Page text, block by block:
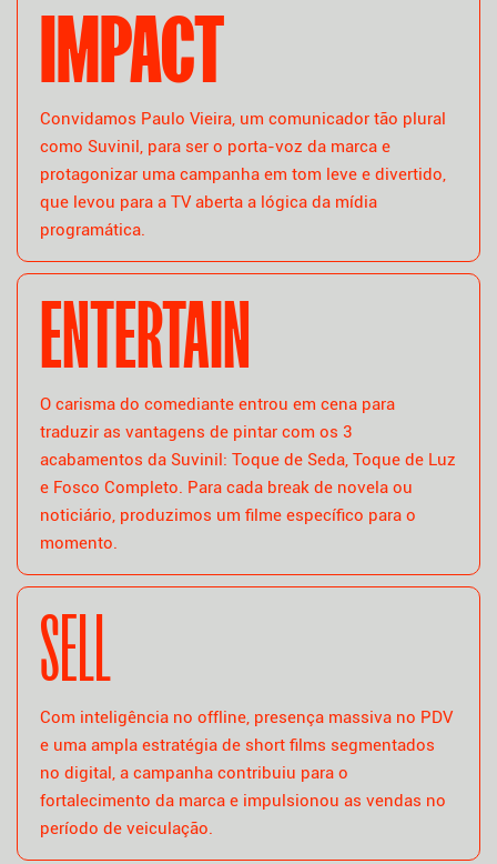
IMPACT
Convidamos Paulo Vieira, um comunicador tão plural
como Suvinil, para ser o porta-voz da marca e
protagonizar uma campanha em tom leve e divertido,
que levou para a TV aberta a lógica da mídia
programática.
ENTERTAIN
O carisma do comediante entrou em cena para
traduzir as vantagens de pintar com os 3
acabamentos da Suvinil: Toque de Seda, Toque de Luz
e Fosco Completo. Para cada break de novela ou
noticiário, produzimos um filme específico para o
momento.
SELL
Com inteligência no offline, presença massiva no PDV
e uma ampla estratégia de short films segmentados
no digital, a campanha contribuiu para o
fortalecimento da marca e impulsionou as vendas no
período de veiculação.